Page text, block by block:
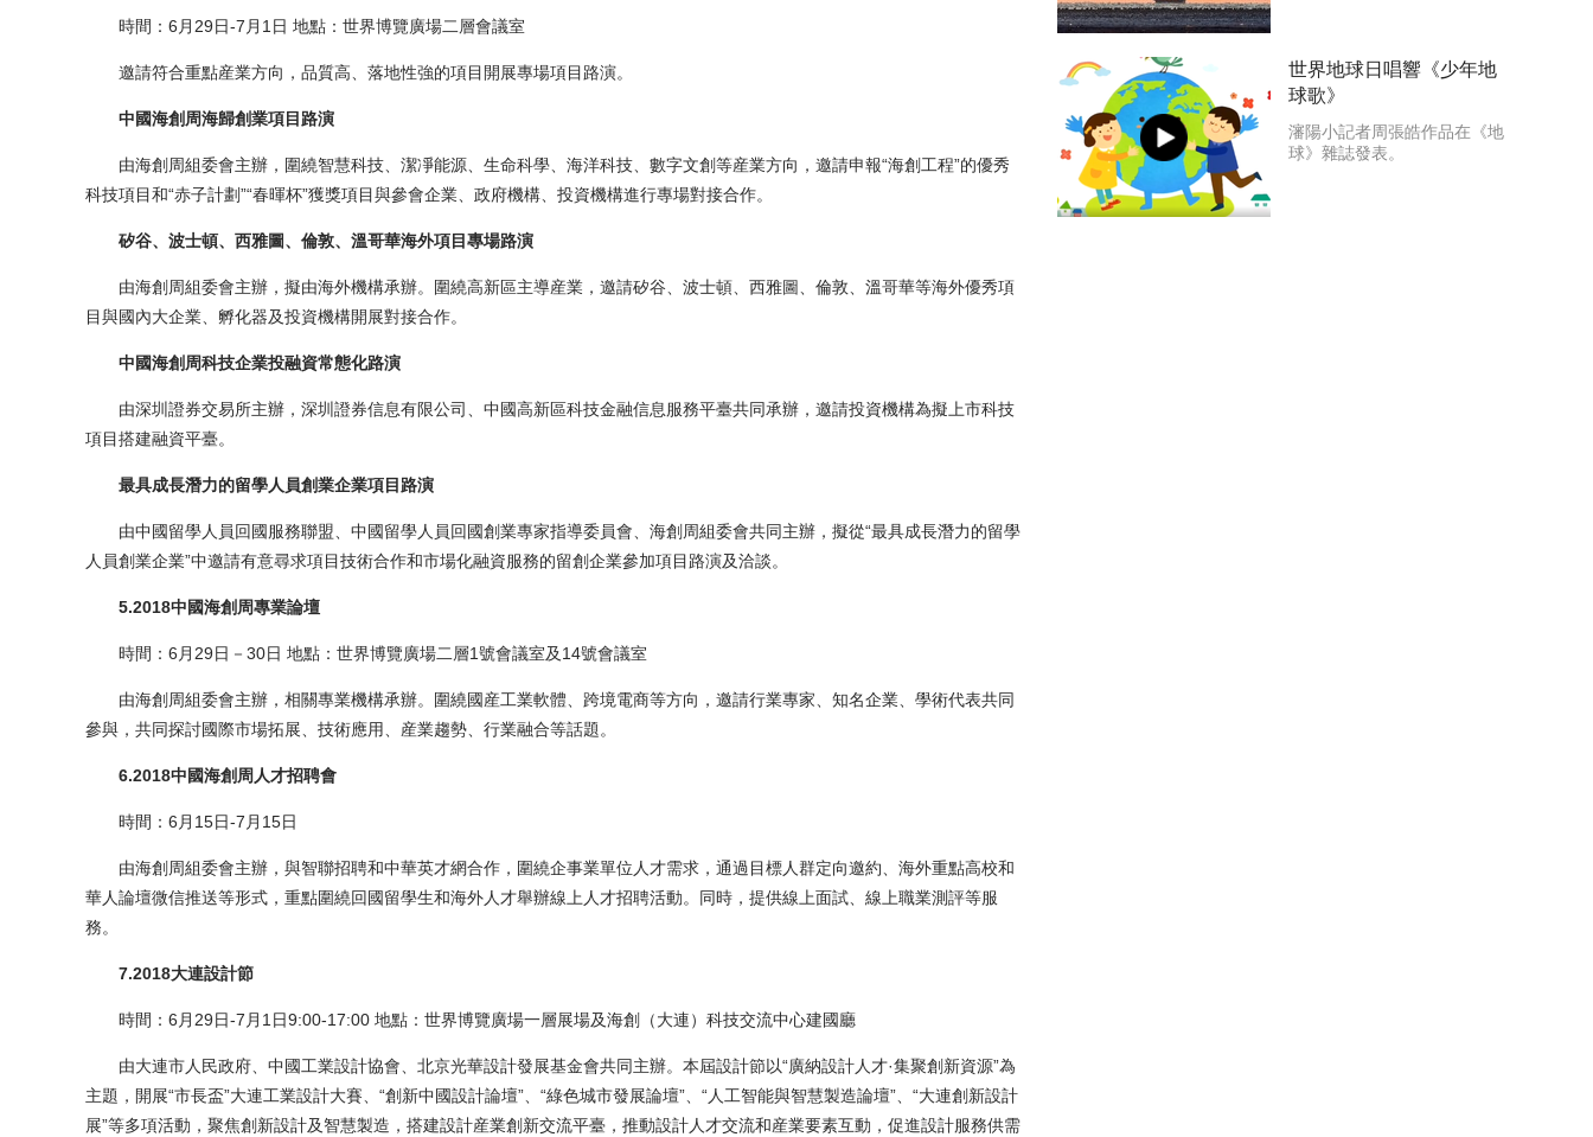
時間：6月29日-7月1日 地點：世界博覽廣場二層會議室
邀請符合重點産業方向，品質高、落地性強的項目開展專場項目路演。
中國海創周海歸創業項目路演
由海創周組委會主辦，圍繞智慧科技、潔凈能源、生命科學、海洋科技、數字文創等産業方向，邀請申報“海創工程”的優秀
科技項目和“赤子計劃”“春暉杯”獲獎項目與參會企業、政府機構、投資機構進行專場對接合作。
矽谷、波士頓、西雅圖、倫敦、溫哥華海外項目專場路演
由海創周組委會主辦，擬由海外機構承辦。圍繞高新區主導産業，邀請矽谷、波士頓、西雅圖、倫敦、溫哥華等海外優秀項
目與國內大企業、孵化器及投資機構開展對接合作。
中國海創周科技企業投融資常態化路演
由深圳證券交易所主辦，深圳證券信息有限公司、中國高新區科技金融信息服務平臺共同承辦，邀請投資機構為擬上市科技
項目搭建融資平臺。
最具成長潛力的留學人員創業企業項目路演
由中國留學人員回國服務聯盟、中國留學人員回國創業專家指導委員會、海創周組委會共同主辦，擬從“最具成長潛力的留學
人員創業企業”中邀請有意尋求項目技術合作和市場化融資服務的留創企業參加項目路演及洽談。
5.2018中國海創周專業論壇
時間：6月29日－30日 地點：世界博覽廣場二層1號會議室及14號會議室
由海創周組委會主辦，相關專業機構承辦。圍繞國産工業軟體、跨境電商等方向，邀請行業專家、知名企業、學術代表共同
參與，共同探討國際市場拓展、技術應用、産業趨勢、行業融合等話題。
6.2018中國海創周人才招聘會
時間：6月15日-7月15日
由海創周組委會主辦，與智聯招聘和中華英才網合作，圍繞企事業單位人才需求，通過目標人群定向邀約、海外重點高校和
華人論壇微信推送等形式，重點圍繞回國留學生和海外人才舉辦線上人才招聘活動。同時，提供線上面試、線上職業測評等服
務。
7.2018大連設計節
時間：6月29日-7月1日9:00-17:00 地點：世界博覽廣場一層展場及海創（大連）科技交流中心建國廳
由大連市人民政府、中國工業設計協會、北京光華設計發展基金會共同主辦。本屆設計節以“廣納設計人才·集聚創新資源”為
主題，開展“市長盃”大連工業設計大賽、“創新中國設計論壇”、“綠色城市發展論壇”、“人工智能與智慧製造論壇”、“大連創新設計
展”等多項活動，聚焦創新設計及智慧製造，搭建設計産業創新交流平臺，推動設計人才交流和産業要素互動，促進設計服務供需
世界地球日唱響《少年地
球歌》
瀋陽小記者周張皓作品在《地
球》雜誌發表。